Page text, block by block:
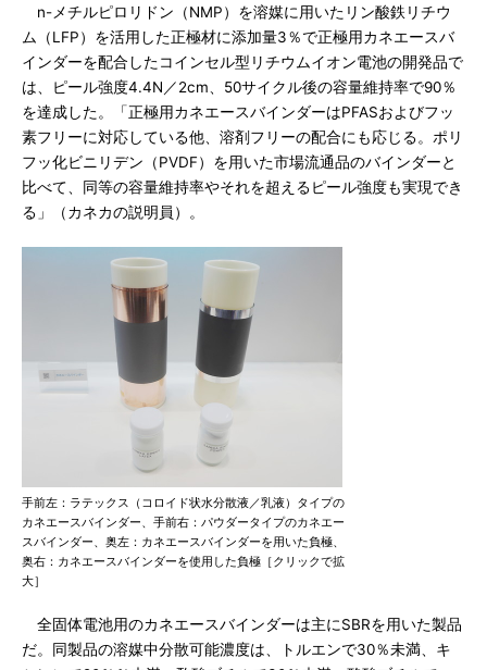
n-メチルピロリドン（NMP）を溶媒に用いたリン酸鉄リチウ
ム（LFP）を活用した正極材に添加量3％で正極用カネエースバ
インダーを配合したコインセル型リチウムイオン電池の開発品で
は、ピール強度4.4N／2cm、50サイクル後の容量維持率で90％
を達成した。「正極用カネエースバインダーはPFASおよびフッ
素フリーに対応している他、溶剤フリーの配合にも応じる。ポリ
フッ化ビニリデン（PVDF）を用いた市場流通品のバインダーと
比べて、同等の容量維持率やそれを超えるピール強度も実現でき
る」（カネカの説明員）。
手前左：ラテックス（コロイド状水分散液／乳液）タイプの
カネエースバインダー、手前右：パウダータイプのカネエー
スバインダー、奥左：カネエースバインダーを用いた負極、
奥右：カネエースバインダーを使用した負極［クリックで拡
大］
全固体電池用のカネエースバインダーは主にSBRを用いた製品
だ。同製品の溶媒中分散可能濃度は、トルエンで30％未満、キ